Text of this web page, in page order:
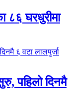
८६ घरधुरीमा
पहिलो दिनमै